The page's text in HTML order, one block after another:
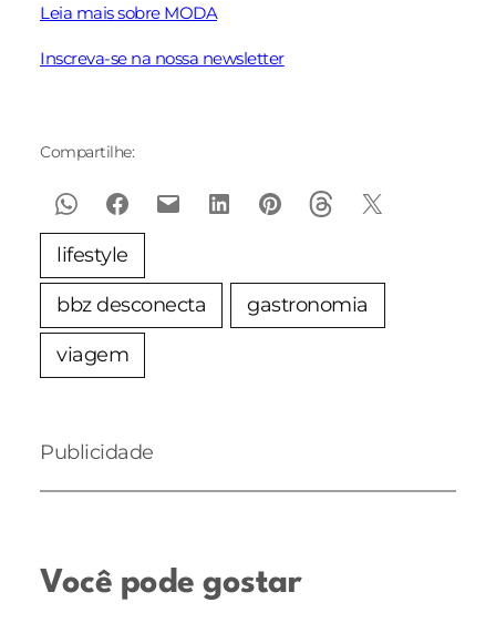
Leia mais sobre MODA
Inscreva-se na nossa newsletter
Compartilhe:
lifestyle
bbz desconecta gastronomia
viagem
Publicidade
Você pode gostar